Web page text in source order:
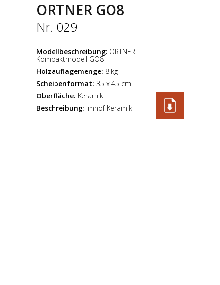
ORTNER GO8
Nr. 029
Modellbeschreibung: ORTNER
Kompaktmodell GO8
Holzauflagemenge: 8 kg
Scheibenformat: 35 x 45 cm
Oberfläche: Keramik
Beschreibung: Imhof Keramik